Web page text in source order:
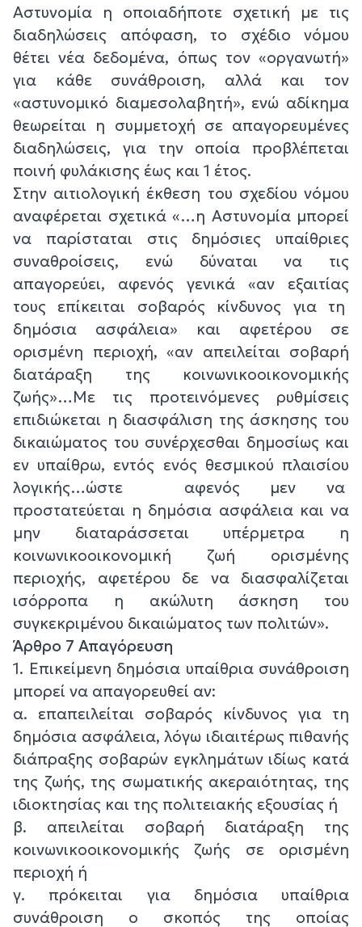
Αστυνομία η οποιαδήποτε σχετική με τις
διαδηλώσεις απόφαση, το σχέδιο νόμου
θέτει νέα δεδομένα, όπως τον «οργανωτή»
για κάθε συνάθροιση, αλλά και τον
«αστυνομικό διαμεσολαβητή», ενώ αδίκημα
θεωρείται η συμμετοχή σε απαγορευμένες
διαδηλώσεις, για την οποία προβλέπεται
ποινή φυλάκισης έως και 1 έτος.
Στην αιτιολογική έκθεση του σχεδίου νόμου
αναφέρεται σχετικά «…η Αστυνομία μπορεί
να παρίσταται στις δημόσιες υπαίθριες
συναθροίσεις, ενώ δύναται να τις
απαγορεύει, αφενός γενικά «αν εξαιτίας
τους επίκειται σοβαρός κίνδυνος για τη
δημόσια ασφάλεια» και αφετέρου σε
ορισμένη περιοχή, «αν απειλείται σοβαρή
διατάραξη της κοινωνικοοικονομικής
ζωής»…Με τις προτεινόμενες ρυθμίσεις
επιδιώκεται η διασφάλιση της άσκησης του
δικαιώματος του συνέρχεσθαι δημοσίως και
εν υπαίθρω, εντός ενός θεσμικού πλαισίου
λογικής…ώστε αφενός μεν να
προστατεύεται η δημόσια ασφάλεια και να
μην διαταράσσεται υπέρμετρα η
κοινωνικοοικονομική ζωή ορισμένης
περιοχής, αφετέρου δε να διασφαλίζεται
ισόρροπα η ακώλυτη άσκηση του
συγκεκριμένου δικαιώματος των πολιτών».
Άρθρο 7 Απαγόρευση
1. Επικείμενη δημόσια υπαίθρια συνάθροιση
μπορεί να απαγορευθεί αν:
α. επαπειλείται σοβαρός κίνδυνος για τη
δημόσια ασφάλεια, λόγω ιδιαιτέρως πιθανής
διάπραξης σοβαρών εγκλημάτων ιδίως κατά
της ζωής, της σωματικής ακεραιότητας, της
ιδιοκτησίας και της πολιτειακής εξουσίας ή
β. απειλείται σοβαρή διατάραξη της
κοινωνικοοικονομικής ζωής σε ορισμένη
περιοχή ή
γ. πρόκειται για δημόσια υπαίθρια
συνάθροιση ο σκοπός της οποίας